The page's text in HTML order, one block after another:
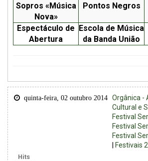
Sopros «Música
Nova»
Pontos Negros
Espectáculo de
Abertura
Escola de Música
da Banda União
quinta-feira, 02 outubro 2014
Orgânica -
Cultural e
Festival
Festival
Festival
Festivais
Hits